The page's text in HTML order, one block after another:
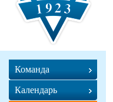
Команда
Календарь